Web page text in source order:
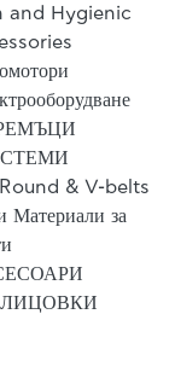
and Hygienic
& V-belts
Материали за